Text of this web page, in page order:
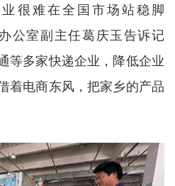
很难在全国市场站稳脚
公室副主任葛庆玉告诉记
等多家快递企业，降低企业
着电商东风，把家乡的产品